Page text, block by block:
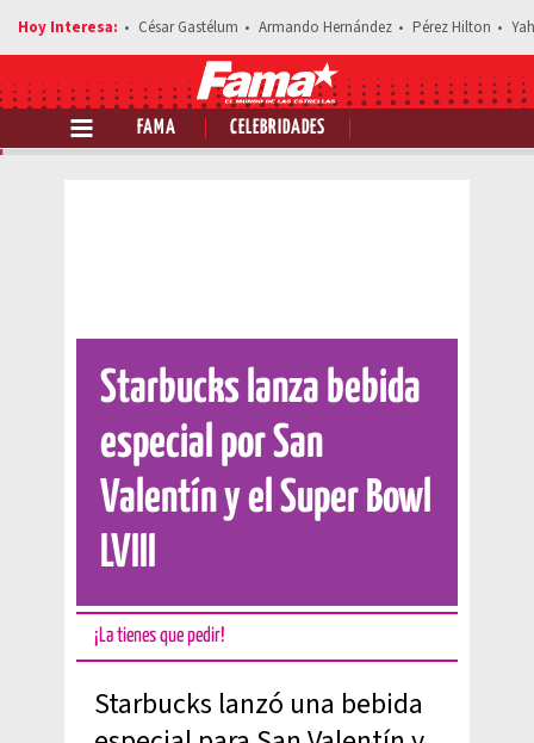
César Gastélum Armando Hernández Pérez Hilton
FAMA CELEBRIDADES
Comparte esta noticia
Starbucks lanza bebida
especial por San
Valentín y el Super Bowl
LVIII
¡La tienes que pedir!
Starbucks lanzó una bebida